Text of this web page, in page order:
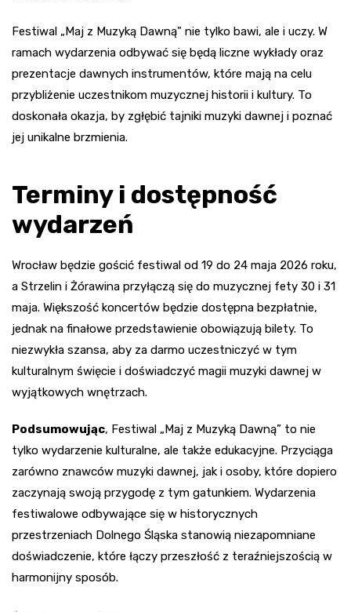
Festiwal „Maj z Muzyką Dawną” nie tylko bawi, ale i uczy. W
ramach wydarzenia odbywać się będą liczne wykłady oraz
prezentacje dawnych instrumentów, które mają na celu
przybliżenie uczestnikom muzycznej historii i kultury. To
doskonała okazja, by zgłębić tajniki muzyki dawnej i poznać
jej unikalne brzmienia.
Terminy i dostępność
wydarzeń
Wrocław będzie gościć festiwal od 19 do 24 maja 2026 roku,
a Strzelin i Żórawina przyłączą się do muzycznej fety 30 i 31
maja. Większość koncertów będzie dostępna bezpłatnie,
jednak na finałowe przedstawienie obowiązują bilety. To
niezwykła szansa, aby za darmo uczestniczyć w tym
kulturalnym święcie i doświadczyć magii muzyki dawnej w
wyjątkowych wnętrzach.
Podsumowując, Festiwal „Maj z Muzyką Dawną” to nie
tylko wydarzenie kulturalne, ale także edukacyjne. Przyciąga
zarówno znawców muzyki dawnej, jak i osoby, które dopiero
zaczynają swoją przygodę z tym gatunkiem. Wydarzenia
festiwalowe odbywające się w historycznych
przestrzeniach Dolnego Śląska stanowią niezapomniane
doświadczenie, które łączy przeszłość z teraźniejszością w
harmonijny sposób.